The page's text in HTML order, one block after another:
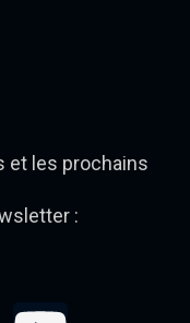
et les prochains
: